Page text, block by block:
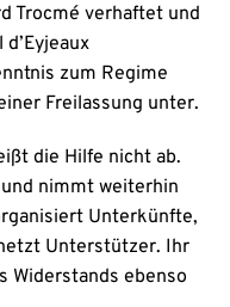
Trocmé verhaftet und
zum Regime
Freilassung unter.
die Hilfe nicht ab.
nimmt weiterhin
Unterkünfte,
Unterstützer. Ihr
Widerstands ebenso